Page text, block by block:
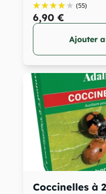
(55)
6,90 €
Ajouter
Coccinelles à